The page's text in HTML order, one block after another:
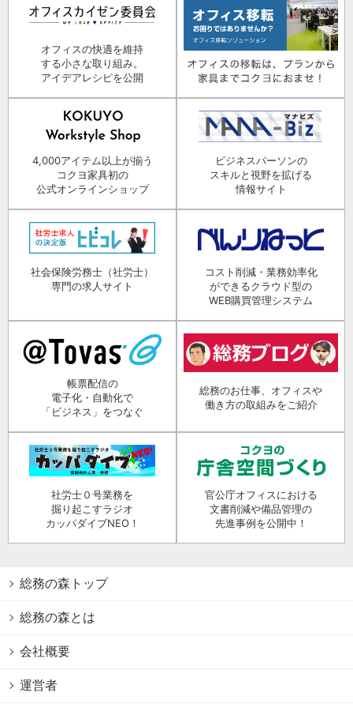
オフィスの快適を維持
する小さな取り組み。
アイデアレシピを公開
4,000アイテム以上が揃う
コクヨ家具初の
公式オンラインショップ
ビジネスパーソンの
スキルと視野を拡げる
情報サイト
社会保険労務士（社労士）
専門の求人サイト
コスト削減・業務効率化
ができるクラウド型の
WEB購買管理システム
帳票配信の
電子化・自動化で
「ビジネス」をつなぐ
総務のお仕事、オフィスや
働き方の取組みをご紹介
社労士０号業務を
掘り起こすラジオ
カッパダイブNEO！
官公庁オフィスにおける
文書削減や備品管理の
先進事例を公開中！
総務の森トップ
総務の森とは
会社概要
運営者